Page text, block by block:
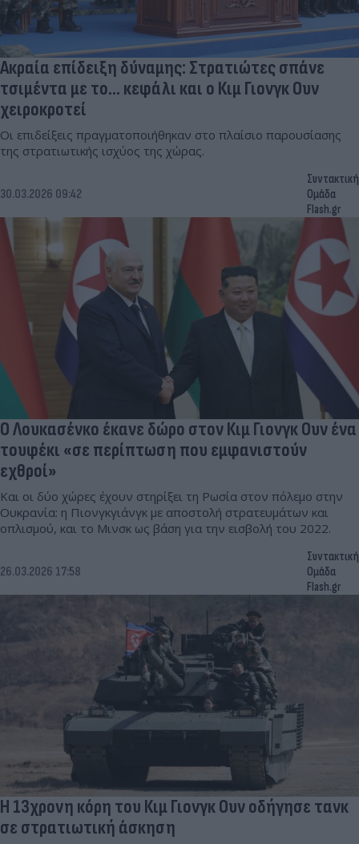
Ακραία επίδειξη δύναμης: Στρατιώτες σπάνε
τσιμέντα με το... κεφάλι και ο Κιμ Γιονγκ Ουν
χειροκροτεί
Οι επιδείξεις πραγματοποιήθηκαν στο πλαίσιο παρουσίασης
της στρατιωτικής ισχύος της χώρας.
30.03.2026 09:42
Συντακτική
Ομάδα
Flash.gr
Ο Λουκασένκο έκανε δώρο στον Κιμ Γιονγκ Ουν ένα
τουφέκι «σε περίπτωση που εμφανιστούν
εχθροί»
Και οι δύο χώρες έχουν στηρίξει τη Ρωσία στον πόλεμο στην
Ουκρανία: η Πιονγκγιάνγκ με αποστολή στρατευμάτων και
οπλισμού, και το Μινσκ ως βάση για την εισβολή του 2022.
26.03.2026 17:58
Συντακτική
Ομάδα
Flash.gr
Η 13χρονη κόρη του Κιμ Γιονγκ Ουν οδήγησε τανκ
σε στρατιωτική άσκηση